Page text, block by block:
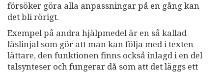
försöker göra alla anpassningar på en gång kan
det bli rörigt.
Exempel på andra hjälpmedel är en så kallad
läslinjal som gör att man kan följa med i texten
lättare, den funktionen finns också inlagd i en del
talsynteser och fungerar då som att det läggs ett